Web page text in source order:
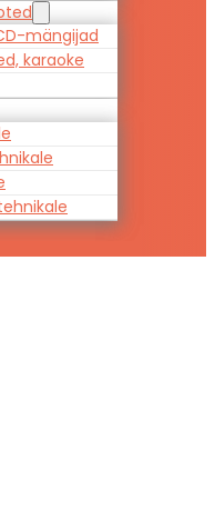
mängijad
karaoke